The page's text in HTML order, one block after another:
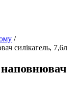
/
силікагель, 7,6л